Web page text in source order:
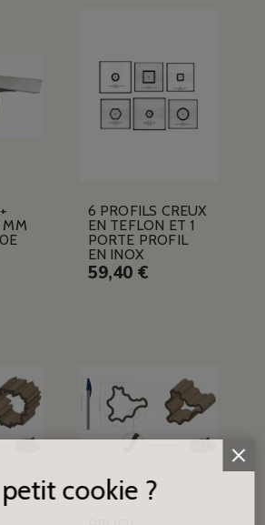
6 PROFILS CREUX
EN TEFLON ET 1
PORTE PROFIL
EN INOX
59,40 €
cookie ?